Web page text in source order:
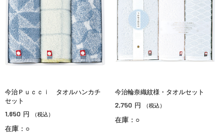
今治Ｐｕｃｃｉ タオルハンカチ
セット
1,650 円 （税込）
在庫：○
今治輪奈織紋様・タオルセット
2,750 円 （税込）
在庫：○